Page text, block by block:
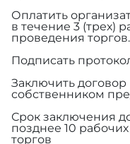
Оплатить
в течение 3 (трех)
проведения торгов.
Подписать
Заключить
собственником
Срок заключения
позднее 10
торгов